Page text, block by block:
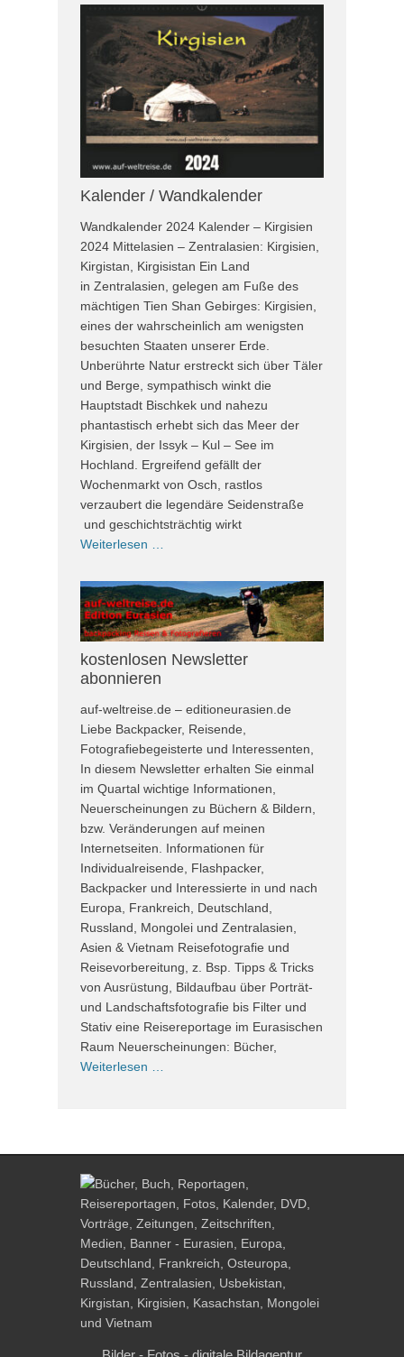
Kalender / Wandkalender
Wandkalender 2024 Kalender – Kirgisien
2024 Mittelasien – Zentralasien: Kirgisien,
Kirgistan, Kirgisistan Ein Land
in Zentralasien, gelegen am Fuße des
mächtigen Tien Shan Gebirges: Kirgisien,
eines der wahrscheinlich am wenigsten
besuchten Staaten unserer Erde.
Unberührte Natur erstreckt sich über Täler
und Berge, sympathisch winkt die
Hauptstadt Bischkek und nahezu
phantastisch erhebt sich das Meer der
Kirgisien, der Issyk – Kul – See im
Hochland. Ergreifend gefällt der
Wochenmarkt von Osch, rastlos
verzaubert die legendäre Seidenstraße
und geschichtsträchtig wirkt
Weiterlesen …
kostenlosen Newsletter
abonnieren
auf-weltreise.de – editioneurasien.de
Liebe Backpacker, Reisende,
Fotografiebegeisterte und Interessenten,
In diesem Newsletter erhalten Sie einmal
im Quartal wichtige Informationen,
Neuerscheinungen zu Büchern & Bildern,
bzw. Veränderungen auf meinen
Internetseiten. Informationen für
Individualreisende, Flashpacker,
Backpacker und Interessierte in und nach
Europa, Frankreich, Deutschland,
Russland, Mongolei und Zentralasien,
Asien & Vietnam Reisefotografie und
Reisevorbereitung, z. Bsp. Tipps & Tricks
von Ausrüstung, Bildaufbau über Porträt-
und Landschaftsfotografie bis Filter und
Stativ eine Reisereportage im Eurasischen
Raum Neuerscheinungen: Bücher,
Weiterlesen …